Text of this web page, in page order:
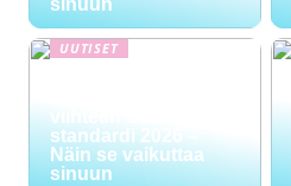
sinuun
UUTISET
viihteen uusi
standardi 2026 –
Näin se vaikuttaa
sinuun